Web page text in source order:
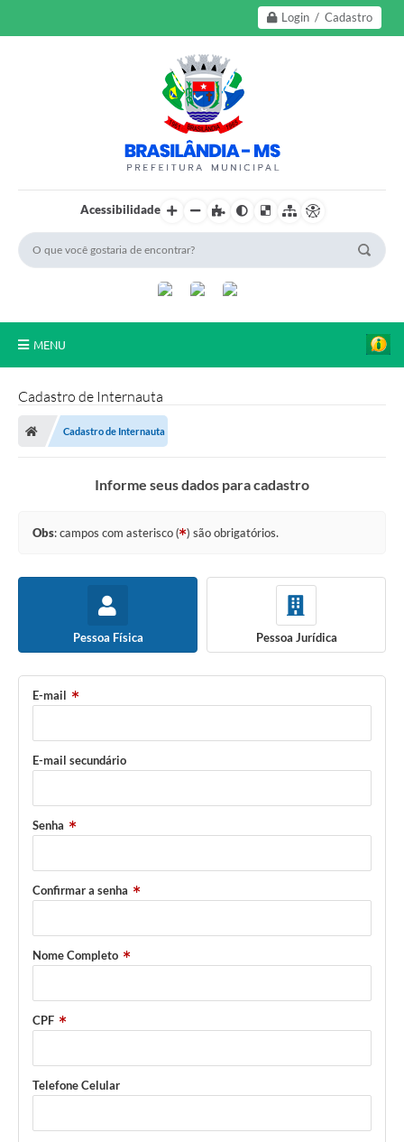
Login / Cadastro
Acessibilidade
MENU
Poder Executivo
Câmara Municipal
Tributação
Outros Editais
Plano de Contratações Anual
Agenda
Cadastro de Internauta
Cadastro de Internauta
Informe seus dados para cadastro
Obs: campos com asterisco ( ) são obrigatórios.
Pessoa Física Pessoa Jurídica
E-mail
E-mail secundário
Senha
Confirmar a senha
Nome Completo
CPF
Telefone Celular